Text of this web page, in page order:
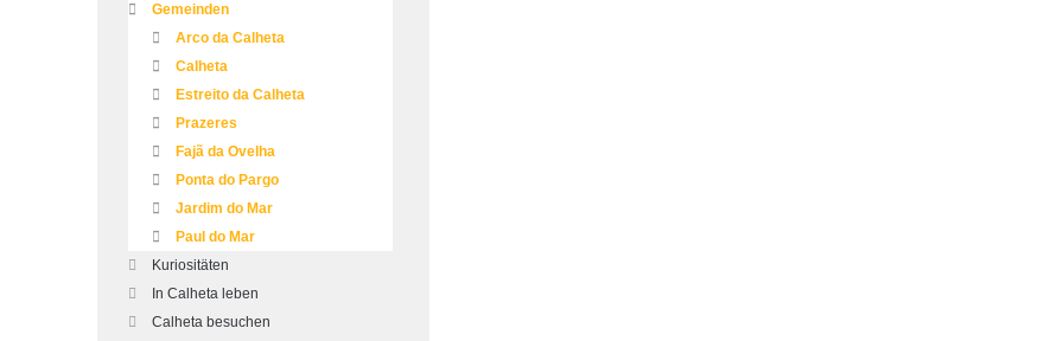
Gemeinden
Arco da Calheta
Calheta
Estreito da Calheta
Prazeres
Fajã da Ovelha
Ponta do Pargo
Jardim do Mar
Paul do Mar
Kuriositäten
In Calheta leben
Calheta besuchen